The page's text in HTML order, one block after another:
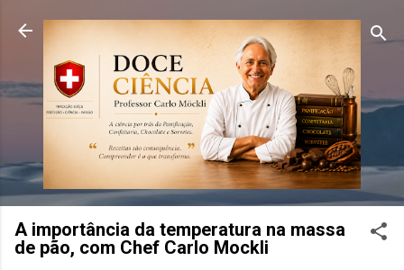
Pular para o conteúdo principal
A importância da temperatura na massa
de pão, com Chef Carlo Mockli